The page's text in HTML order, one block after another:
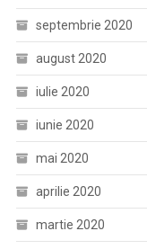
septembrie 2020
august 2020
iulie 2020
iunie 2020
mai 2020
aprilie 2020
martie 2020